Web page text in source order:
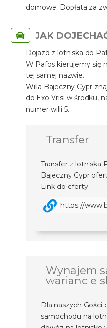
domowe. Dopłata za
JAK
Dojazd z lotniska do
W Pafos kierujemy się
tej samej nazwie.
Willa Bajeczny Cypr
do Exo Vrisi w środku,
numer willi 5.
Transfer
Transfer z lotniska
Bajeczny Cypr
Link do oferty:
https://
Wynajem
wariancie
Dla naszych
samochodu na